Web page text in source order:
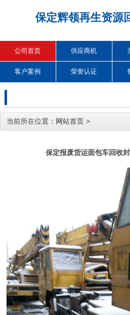
保定辉领再生资源
公司首页 供应商机
客户案例 荣誉认证
当前所在位置： 网站首页 >
保定报废货运面包车回收